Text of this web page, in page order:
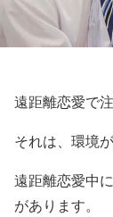
遠距離恋愛で
それは、環境
遠距離恋愛中
があります。